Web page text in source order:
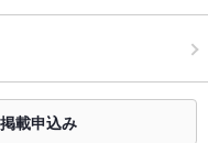
載申込み